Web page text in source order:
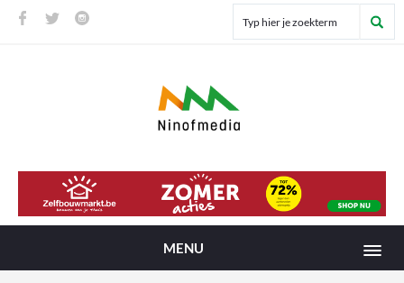
MENU